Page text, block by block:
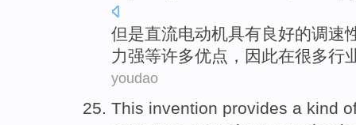
但是直流电动机具有良好的调速
力强等许多优点 ， 因此在很多行
youdao
This invention provides a kind